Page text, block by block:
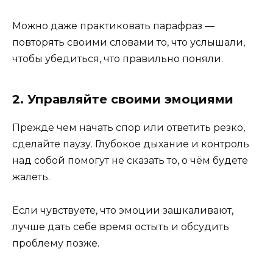
Можно даже практиковать парафраз —
повторять своими словами то, что услышали,
чтобы убедиться, что правильно поняли.
2. Управляйте своими эмоциями
Прежде чем начать спор или ответить резко,
сделайте паузу. Глубокое дыхание и контроль
над собой помогут не сказать то, о чём будете
жалеть.
Если чувствуете, что эмоции зашкаливают,
лучше дать себе время остыть и обсудить
проблему позже.